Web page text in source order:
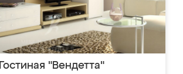
Гостиная "Вендетта"